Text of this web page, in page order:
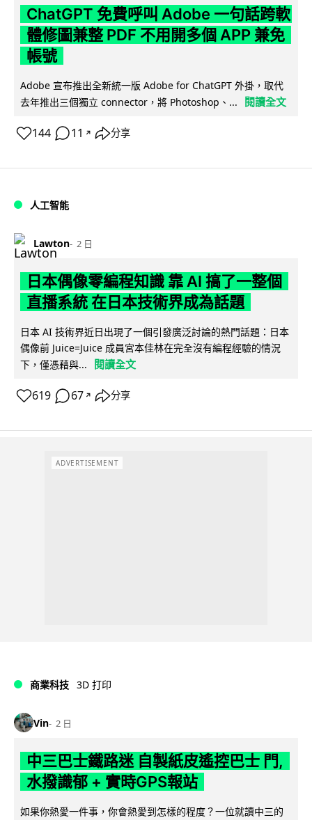
ChatGPT 免費呼叫 Adobe 一句話跨軟
體修圖兼整 PDF 不用開多個 APP 兼免
帳號
Adobe 宣布推出全新統一版 Adobe for ChatGPT 外掛，取代
去年推出三個獨立 connector，將 Photoshop、...
閱讀全文
144 11 ↗ 分享
人工智能
Lawton 2 日
日本偶像零編程知識 靠 AI 搞了一整個
直播系統 在日本技術界成為話題
日本 AI 技術界近日出現了一個引發廣泛討論的熱門話題：日本
偶像前 Juice=Juice 成員宮本佳林在完全沒有編程經驗的情況
下，僅憑藉與...
閱讀全文
619 67 ↗ 分享
ADVERTISEMENT
商業科技 3D 打印
Vin 2 日
中三巴士鐵路迷 自製紙皮遙控巴士 門,
水撥識郁 + 實時GPS報站
如果你熱愛一件事，你會熱愛到怎樣的程度？一位就讀中三的